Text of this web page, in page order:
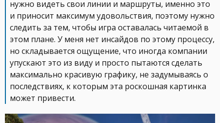
нужно видеть свои линии и маршруты, именно это
и приносит максимум удовольствия, поэтому нужно
следить за тем, чтобы игра оставалась читаемой в
этом плане. У меня нет инсайдов по этому процессу,
но складывается ощущение, что иногда компании
упускают это из виду и просто пытаются сделать
максимально красивую графику, не задумываясь о
последствиях, к которым эта роскошная картинка
может привести.